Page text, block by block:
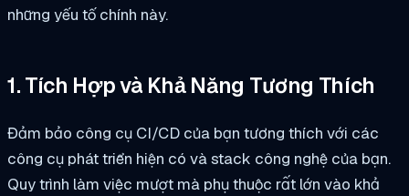
những yếu tố chính này.
1. Tích Hợp và Khả Năng Tương Thích
Đảm bảo công cụ CI/CD của bạn tương thích với các
công cụ phát triển hiện có và stack công nghệ của bạn.
Quy trình làm việc mượt mà phụ thuộc rất lớn vào khả